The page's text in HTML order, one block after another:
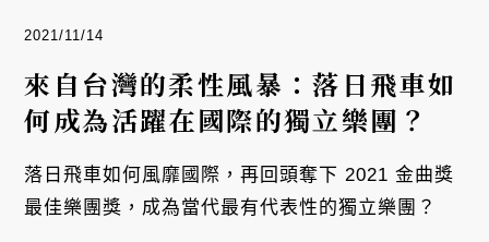
2021/11/14
來自台灣的柔性風暴：落日飛車如
何成為活躍在國際的獨立樂團？
落日飛車如何風靡國際，再回頭奪下 2021 金曲獎
最佳樂團獎，成為當代最有代表性的獨立樂團？